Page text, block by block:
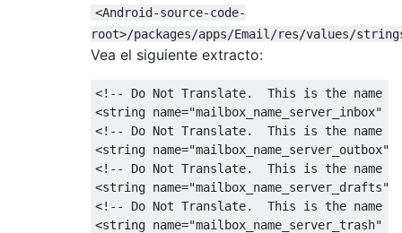
<Android-source-code-
root>/packages/apps/Email/res/values/
Vea el siguiente extracto:
<!-- Do Not Translate.  This is the
<string
<!-- Do Not Translate.  This is the name
<string
<!-- Do Not Translate.  This is the
<string
<!-- Do Not Translate.  This is the
<string